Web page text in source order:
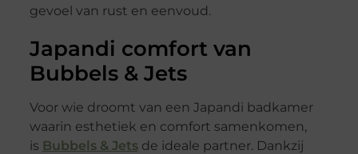
gevoel van rust en eenvoud.
Japandi comfort van
Bubbels & Jets
Voor wie droomt van een Japandi badkamer
waarin esthetiek en comfort samenkomen,
is Bubbels & Jetsde ideale partner. Dankzij